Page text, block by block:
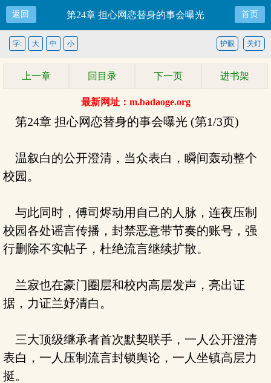
返回 第24章 担心网恋替身的事会曝光 首页
关灯
护眼
字: 大 中 小
上一章 回目录 下一页 进书架
最新网址：m.badaoge.org
第24章 担心网恋替身的事会曝光 (第1/3页)
温叙白的公开澄清，当众表白，瞬间轰动整个
校园。
与此同时，傅司烬动用自己的人脉，连夜压制
校园各处谣言传播，封禁恶意带节奏的账号，强
行删除不实帖子，杜绝流言继续扩散。
兰寂也在豪门圈层和校内高层发声，亮出证
据，力证兰妤清白。
三大顶级继承者首次默契联手，一人公开澄清
表白，一人压制流言封锁舆论，一人坐镇高层力
挺。